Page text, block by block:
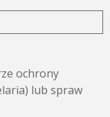
ochrony
lub spraw